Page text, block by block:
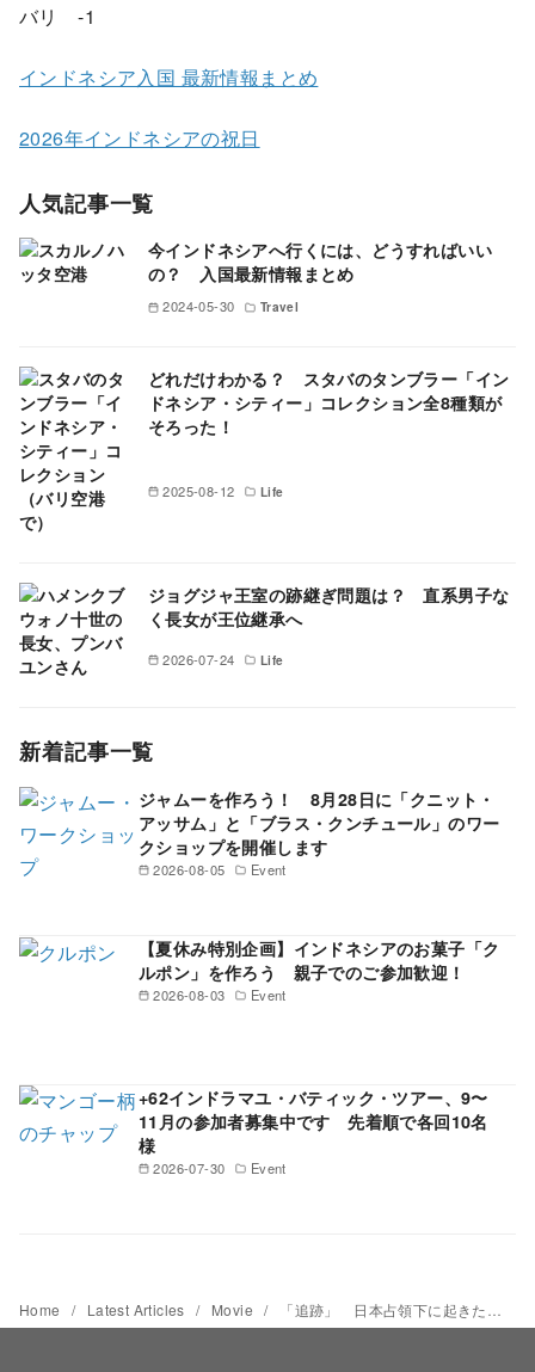
バリ -1
インドネシア入国 最新情報まとめ
2026年インドネシアの祝日
人気記事一覧
今インドネシアへ行くには、どうすればいい
の？ 入国最新情報まとめ
2024-05-30 Travel
どれだけわかる？ スタバのタンブラー「イン
ドネシア・シティー」コレクション全8種類が
そろった！
2025-08-12 Life
ジョグジャ王室の跡継ぎ問題は？ 直系男子な
く長女が王位継承へ
2026-07-24 Life
新着記事一覧
2026-08-05 Event
ジャムーを作ろう！ 8月28日に「クニット・
アッサム」と「ブラス・クンチュール」のワー
クショップを開催します
2026-08-03 Event
【夏休み特別企画】インドネシアのお菓子「ク
ルポン」を作ろう 親子でのご参加歓迎！
2026-07-30 Event
+62インドラマユ・バティック・ツアー、9〜
11月の参加者募集中です 先着順で各回10名
様
Home Latest Articles Movie 「追跡」 日本占領下に起きた事件。日本人の歴史認識に一石を投じる 【インドネシア映画倶楽部】第9回